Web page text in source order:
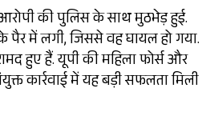
की पुलिस के साथ मुठभेड़ हुई.
पैर में लगी, जिससे वह घायल हो गया.
हुए हैं. यूपी की महिला फोर्स और
कार्रवाई में यह बड़ी सफलता मिली